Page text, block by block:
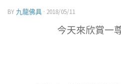
BY 九龍佛具 · 2018/05/11
今天來欣賞一